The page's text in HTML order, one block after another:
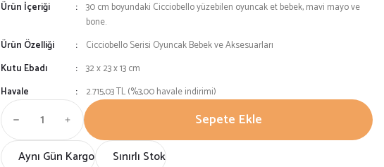
Ürün İçeriği
30 cm boyundaki Cicciobello yüzebilen oyuncak et bebek, mavi mayo ve
bone.
Ürün Özelliği
Cicciobello Serisi Oyuncak Bebek ve Aksesuarları
Kutu Ebadı
32 x 23 x 13 cm
Havale
2.715,03 TL (%3,00 havale indirimi)
Sepete Ekle
Aynı Gün Kargo Sınırlı Stok